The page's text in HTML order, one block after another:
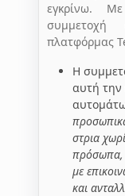
εγκρίνω.
πλατφόρμας
Η
αυτή την
στρια
πρόσωπα,
με
και